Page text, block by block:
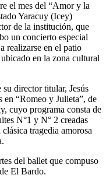
el mes del “Amor y la
Yaracuy (Icey)
de la institución, que
un concierto especial
realizarse en el patio
en la zona cultural
director titular, Jesús
en “Romeo y Julieta”, de
cuyo programa consta de
N°1 y N° 2 creadas
tragedia amorosa
del ballet que compuso
El Bardo.